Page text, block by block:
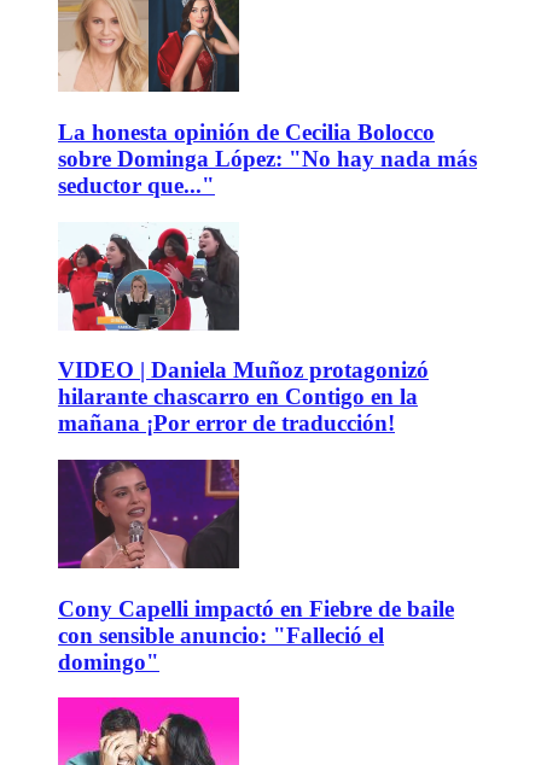
La honesta opinión de Cecilia Bolocco
sobre Dominga López: "No hay nada más
seductor que..."
VIDEO | Daniela Muñoz protagonizó
hilarante chascarro en Contigo en la
mañana ¡Por error de traducción!
Cony Capelli impactó en Fiebre de baile
con sensible anuncio: "Falleció el
domingo"